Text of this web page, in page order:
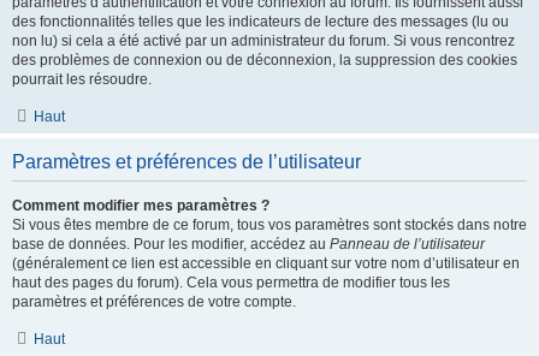
des fonctionnalités telles que les indicateurs de lecture des messages (lu ou
non lu) si cela a été activé par un administrateur du forum. Si vous rencontrez
des problèmes de connexion ou de déconnexion, la suppression des cookies
pourrait les résoudre.
Haut
Paramètres et préférences de l’utilisateur
Comment modifier mes paramètres ?
Si vous êtes membre de ce forum, tous vos paramètres sont stockés dans notre
base de données. Pour les modifier, accédez au Panneau de l’utilisateur
(généralement ce lien est accessible en cliquant sur votre nom d’utilisateur en
haut des pages du forum). Cela vous permettra de modifier tous les
paramètres et préférences de votre compte.
Haut